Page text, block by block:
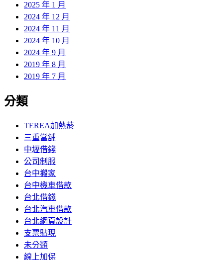
2025 年 1 月
2024 年 12 月
2024 年 11 月
2024 年 10 月
2024 年 9 月
2019 年 8 月
2019 年 7 月
分類
TEREA加熱菸
三重當舖
中壢借錢
公司制服
台中搬家
台中機車借款
台北借錢
台北汽車借款
台北網頁設計
支票貼現
未分類
線上加保